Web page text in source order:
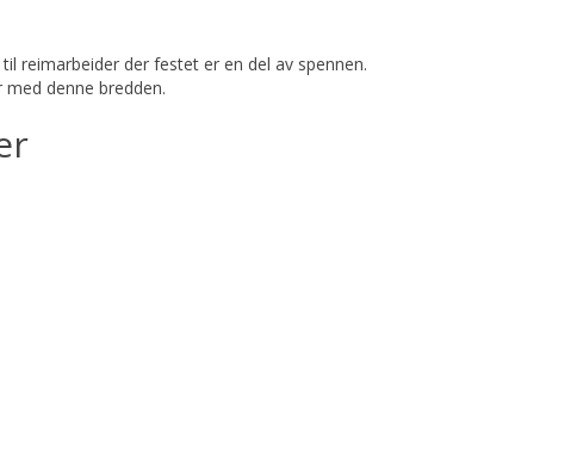
reimarbeider der festet er en del av spennen.
denne bredden.